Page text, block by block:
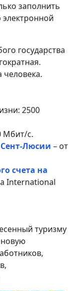
заполнить
электронной
государства
человека.
2500
Мбит/с.
Люсии – от
счета на
International
туризму
новую